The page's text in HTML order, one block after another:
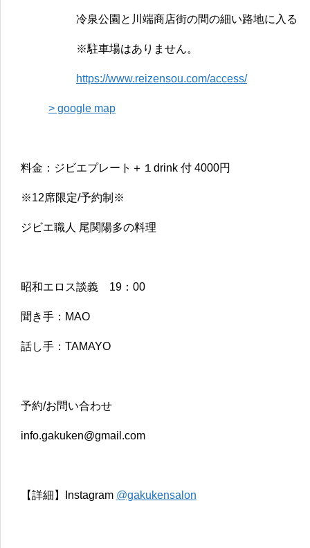
冷泉公園と川端商店街の間の細い路地に入る
※駐車場はありません。
https://www.reizensou.com/access/
> google map
料金：ジビエプレート＋１drink 付 4000円
※12席限定/予約制※
ジビエ職人 尾関陽多の料理
昭和エロス談義 19：00
聞き手：MAO
話し手：TAMAYO
予約/お問い合わせ
info.gakuken@gmail.com
【詳細】Instagram @gakukensalon